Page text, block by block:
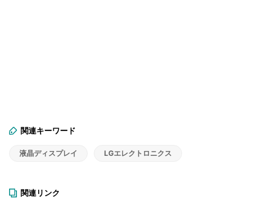
関連キーワード
液晶ディスプレイ LGエレクトロニクス
関連リンク